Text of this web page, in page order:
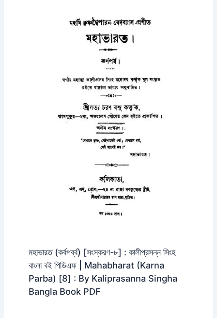
মহাভারত (কর্বপর্ব্ব) [সংস্করণ-৮] : কালীপ্রসন্ন সিংহ
বাংলা বই পিডিএফ | Mahabharat (Karna
Parba) [8] : By Kaliprasanna Singha
Bangla Book PDF